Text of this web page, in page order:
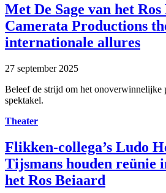
Met De Sage van het
Camerata Productions
internationale allures
27 september 2025
Beleef de strijd om het onoverwinnelijke
spektakel.
Theater
Flikken-collega’s Ludo
Tijsmans houden reünie
het Ros Beiaard